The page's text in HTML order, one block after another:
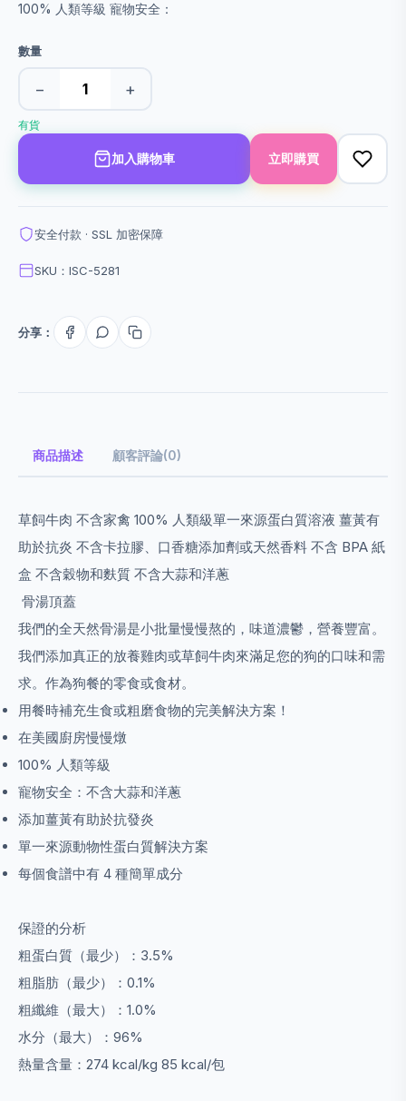
100% 人類等級 寵物安全：
數量
− +
有貨
加入購物車 立即購買
安全付款 · SSL 加密保障
SKU：ISC-5281
分享：
商品描述 顧客評論(0)
草飼牛肉 不含家禽 100% 人類級單一來源蛋白質溶液 薑黃有
助於抗炎 不含卡拉膠、口香糖添加劑或天然香料 不含 BPA 紙
盒 不含穀物和麩質 不含大蒜和洋蔥
骨湯頂蓋
我們的全天然骨湯是小批量慢慢熬的，味道濃鬱，營養豐富。
我們添加真正的放養雞肉或草飼牛肉來滿足您的狗的口味和需
求。 作為狗餐的零食或食材。
用餐時補充生食或粗磨食物的完美解決方案！
在美國廚房慢慢燉
100% 人類等級
寵物安全：不含大蒜和洋蔥
添加薑黃有助於抗發炎
單一來源動物性蛋白質解決方案
每個食譜中有 4 種簡單成分
保證的分析
粗蛋白質（最少）：3.5%
粗脂肪（最少）：0.1%
粗纖維（最大）：1.0%
水分（最大）：96%
熱量含量：274 kcal/kg 85 kcal/包